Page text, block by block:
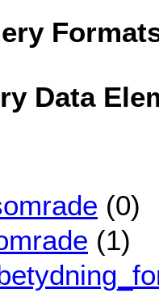
Data
(0)
(1)